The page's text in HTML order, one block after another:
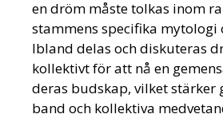
en dröm måste tolkas inom
stammens specifika mytologi
Ibland delas och diskuteras
kollektivt för att nå en
deras budskap, vilket stärker
band och kollektiva